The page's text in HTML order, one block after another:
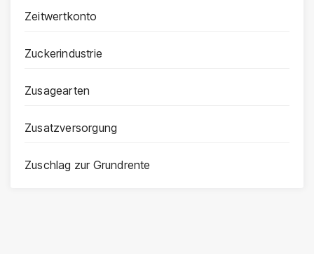
Zeitwertkonto
Zuckerindustrie
Zusagearten
Zusatzversorgung
Zuschlag zur Grundrente